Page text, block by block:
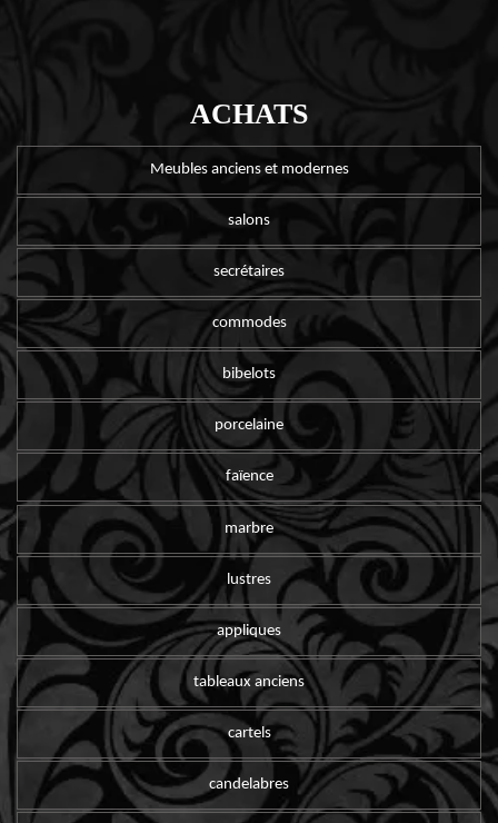
ACHATS
Meubles anciens et modernes
salons
secrétaires
commodes
bibelots
porcelaine
faïence
marbre
lustres
appliques
tableaux anciens
cartels
candelabres